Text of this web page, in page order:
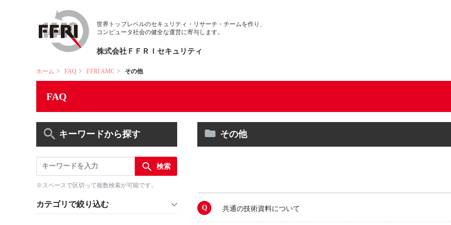
世界トップレベルのセキュリティ・リサーチ・チームを作り、
コンピュータ社会の健全な運営に寄与します。
株式会社ＦＦＲＩセキュリティ
ホーム FAQ FFRI AMC その他
FAQ
キーワードから探す
※スペースで区切って複数検索が可能です。
カテゴリで絞り込む
その他
共通の技術資料について